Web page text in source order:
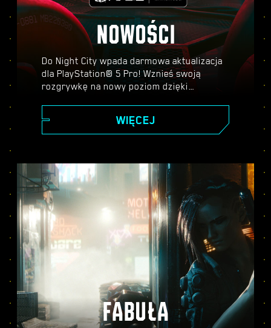
NOWOŚCI
Do Night City wpada darmowa aktualizacja
dla PlayStation® 5 Pro! Wznieś swoją
rozgrywkę na nowy poziom dzięki
wyższej liczbie klatek na sekundę i nie
tylko. Wybierz jeden z trzech trybów
Ray Tracing Pro — i odkryj wszystko, co
Cyberpunk 2077 na PS5® Pro ma do
zaoferowania.
WIĘCEJ
FABUŁA